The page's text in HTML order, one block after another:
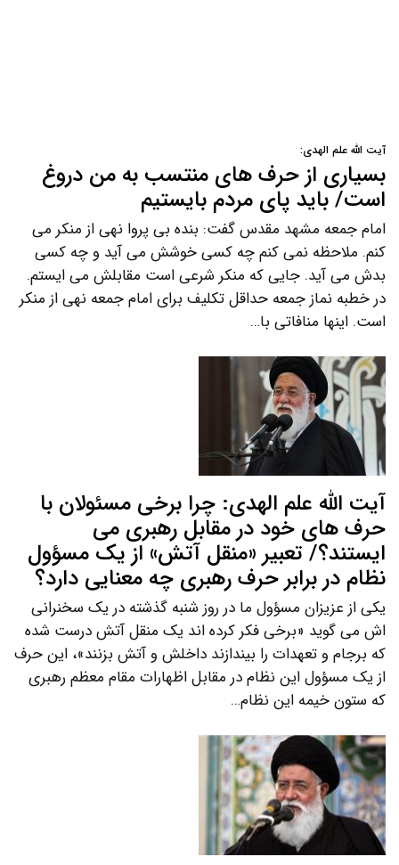
آیت الله علم الهدی:
بسیاری از حرف های منتسب به من دروغ
است/ باید پای مردم بایستیم
امام جمعه مشهد مقدس گفت: بنده بی پروا نهی از منکر می
کنم. ملاحظه نمی کنم چه کسی خوشش می آید و چه کسی
بدش می آید. جایی که منکر شرعی است مقابلش می ایستم.
در خطبه نماز جمعه حداقل تکلیف برای امام جمعه نهی از منکر
است. اینها منافاتی با…
آیت الله علم الهدی: چرا برخی مسئولان با
حرف های خود در مقابل رهبری می
ایستند؟/ تعبیر «منقل آتش» از یک مسؤول
نظام در برابر حرف رهبری چه معنایی دارد؟
یکی از عزیزان مسؤول ما در روز شنبه گذشته در یک سخنرانی
اش می گوید «برخی فکر کرده اند یک منقل آتش درست شده
که برجام و تعهدات را بیندازند داخلش و آتش بزنند»، این حرف
از یک مسؤول این نظام در مقابل اظهارات مقام معظم رهبری
که ستون خیمه این نظام…